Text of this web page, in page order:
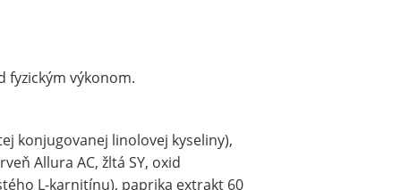
fyzickým výkonom.
konjugovanej linolovej kyseliny),
Allura AC, žltá SY, oxid
L-karnitínu), paprika extrakt 60